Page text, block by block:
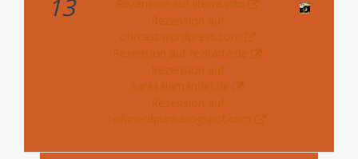
13
Rezension auf literra.info
Rezension auf
ohrcast.wordpress.com
Rezension auf reziratte.de
Rezension auf
sarasalamander.de
Rezension auf
tofunerdpunk.blogspot.com